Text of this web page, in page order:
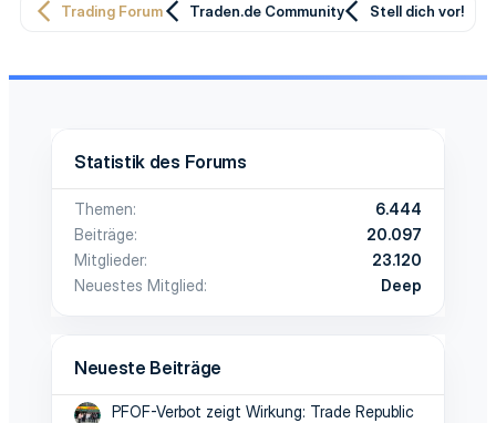
Trading Forum Traden.de Community Stell dich vor!
Statistik des Forums
Themen
6.444
Beiträge
20.097
Mitglieder
23.120
Neuestes Mitglied
Deep
Neueste Beiträge
PFOF-Verbot zeigt Wirkung: Trade Republic